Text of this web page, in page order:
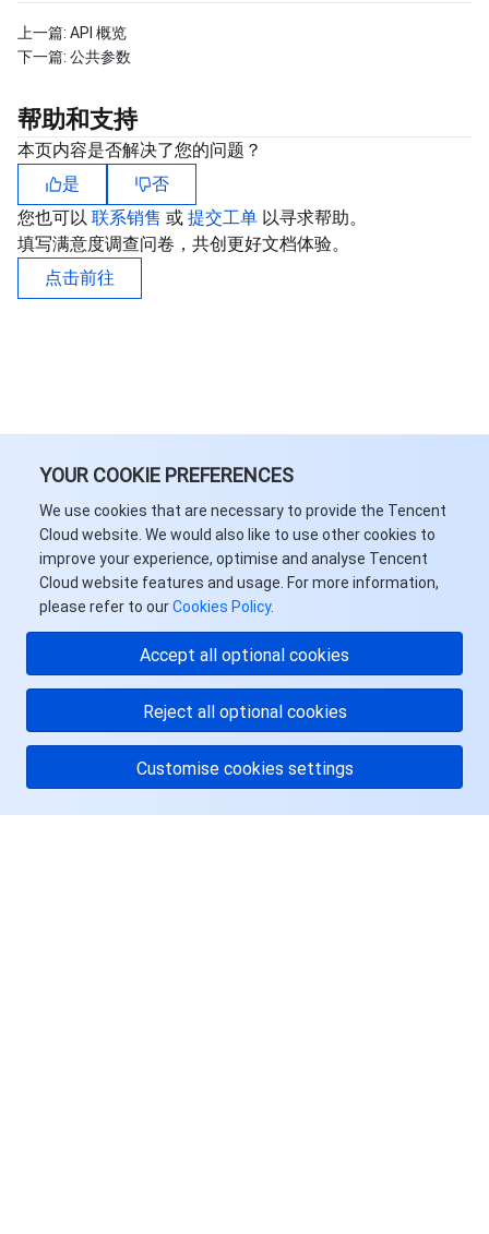
YOUR COOKIE PREFERENCES
We use cookies that are necessary to provide the Tencent
Cloud website. We would also like to use other cookies to
improve your experience, optimise and analyse Tencent
Cloud website features and usage. For more information,
please refer to ourCookies Policy.
Accept all optional cookies
Reject all optional cookies
Customise cookies settings
腾讯云培训认证
合作伙伴支持计划
上一篇: API 概览
下一篇: 公共参数
帮助和支持
本页内容是否解决了您的问题？
是
否
您也可以 联系销售 或 提交工单 以寻求帮助。
填写满意度调查问卷，共创更好文档体验。
点击前往